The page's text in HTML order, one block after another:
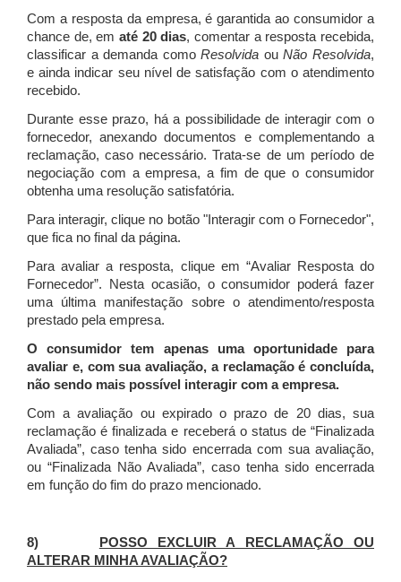
Com a resposta da empresa, é garantida ao consumidor a
chance de, em até 20 dias, comentar a resposta recebida,
classificar a demanda comoResolvida ouNão Resolvida,
e ainda indicar seu nível de satisfação com o atendimento
recebido.
Durante esse prazo, há a possibilidade de interagir com o
fornecedor, anexando documentos e complementando a
reclamação, caso necessário.Trata-se de um período de
negociação com a empresa, a fim de que o consumidor
obtenha uma resolução satisfatória.
Para interagir, clique no botão "Interagir com o Fornecedor",
que fica no final da página.
Para avaliar a resposta, clique em “Avaliar Resposta do
Fornecedor”. Nesta ocasião, o consumidor poderá fazer
uma última manifestação sobre o atendimento/resposta
prestado pela empresa.
O consumidor tem apenas uma oportunidade para
avaliar e, com sua avaliação, a reclamação é concluída,
não sendo mais possível interagir com a empresa.
Com a avaliação ou expirado o prazo de 20 dias, sua
reclamação é finalizada e receberá o status de “Finalizada
Avaliada”, caso tenha sido encerrada com sua avaliação,
ou “Finalizada Não Avaliada”, caso tenha sido encerrada
em função do fim do prazo mencionado.
8)
POSSO EXCLUIR A RECLAMAÇÃO OU
ALTERAR MINHA AVALIAÇÃO?